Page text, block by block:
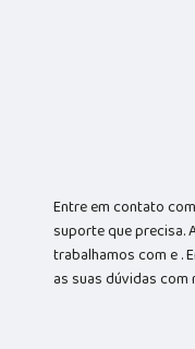
Entre em contato
suporte que precisa.
trabalhamos com e .
as suas dúvidas com